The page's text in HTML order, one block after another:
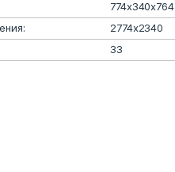
774х340х764
2774х2340
33